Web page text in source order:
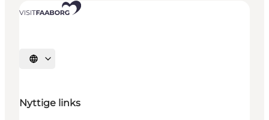
Vælg sprog
Nyttige links